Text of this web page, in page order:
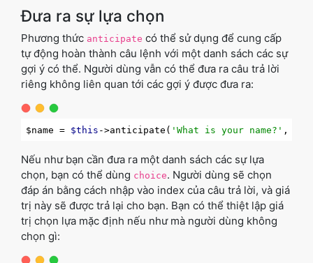
Đưa ra sự lựa chọn
Phương thức anticipate có thể sử dụng để cung cấp
tự động hoàn thành câu lệnh với một danh sách các sự
gợi ý có thể. Người dùng vẫn có thể đưa ra câu trả lời
riêng không liên quan tới các gợi ý được đưa ra:
$name = $this ->anticipate( 'What is your name?' , [
Nếu như bạn cần đưa ra một danh sách các sự lựa
chọn, bạn có thể dùng choice. Người dùng sẽ chọn
đáp án bằng cách nhập vào index của câu trả lời, và giá
trị này sẽ được trả lại cho bạn. Bạn có thể thiệt lập giá
trị chọn lựa mặc định nếu như mà người dùng không
chọn gì: